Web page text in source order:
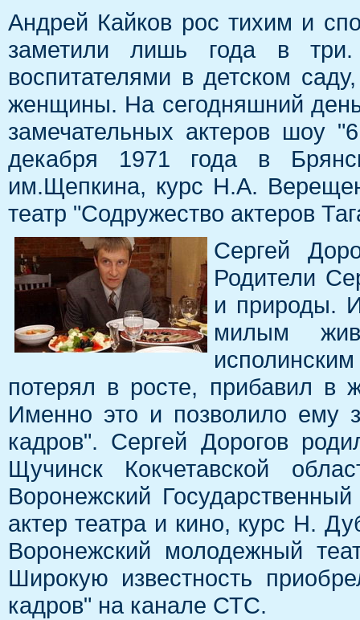
Андрей Кайков рос тихим и
заметили лишь года в
воспитателями в детском
женщины. На сегодняшний
замечательных актеров шоу
декабря 1971 года в
им.Щепкина, курс Н.А.
театр "Содружество актеров
Сергей
Родители
и природы.
милым
потерял в росте, прибавил в
Именно это и позволило ему
кадров". Сергей Дорогов
Щучинск Кокчетавской
Воронежский
актер театра и кино, курс Н.
Воронежский молодежный
Широкую известность
кадров" на канале СТС.